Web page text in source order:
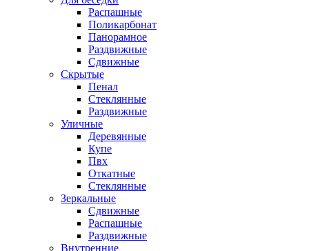
Распашные
Поликарбонат
Панорамное
Раздвижные
Сдвижные
Скрытые
Пенал
Стеклянные
Раздвижные
Уличные
Деревянные
Купе
Пвх
Откатные
Стеклянные
Зеркальные
Сдвижные
Распашные
Раздвижные
Внутренние